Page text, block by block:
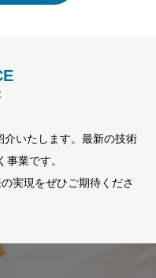
いたします。最新の技術
事業です。
実現をぜひご期待くださ